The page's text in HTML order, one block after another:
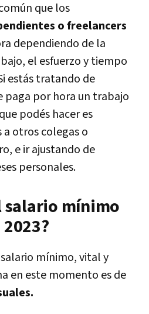
que los
o freelancers
dependiendo de la
el esfuerzo y tiempo
estás tratando de
paga por hora un trabajo
podés hacer es
otros colegas o
e ir ajustando de
personales.
salario mínimo
mínimo, vital y
en este momento es de